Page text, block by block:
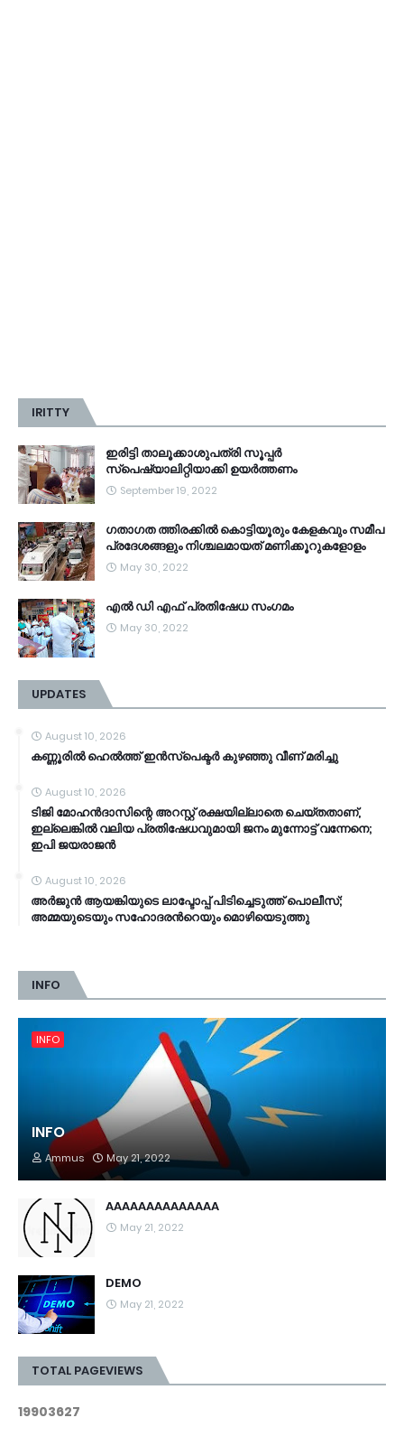
IRITTY
ഇരിട്ടി താലൂക്കാശുപത്രി സൂപ്പർ
സ്‌പെഷ്യാലിറ്റിയാക്കി ഉയർത്തണം
September 19, 2022
ഗതാഗത ത്തിരക്കിൽ കൊട്ടിയൂരും കേളകവും സമീപ
പ്രദേശങ്ങളും നിശ്ചലമായത് മണിക്കൂറുകളോളം
May 30, 2022
എൽ ഡി എഫ് പ്രതിഷേധ സംഗമം
May 30, 2022
UPDATES
August 10, 2026
കണ്ണൂരിൽ ഹെൽത്ത്‌ ഇൻസ്‌പെക്ടർ കുഴഞ്ഞു വീണ് മരിച്ചു
August 10, 2026
ടിജി മോഹൻദാസിന്റെ അറസ്റ്റ് രക്ഷയില്ലാതെ ചെയ്തതാണ്,
ഇല്ലെങ്കിൽ വലിയ പ്രതിഷേധവുമായി ജനം മുന്നോട്ട് വന്നേനെ;
ഇപി ജയരാജൻ
August 10, 2026
അര്‍ജുന്‍ ആയങ്കിയുടെ ലാപ്ടോപ്പ് പിടിച്ചെടുത്ത് പൊലീസ്;
അമ്മയുടെയും സഹോദരന്‍റെയും മൊഴിയെടുത്തു
INFO
INFO
INFO
Ammus May 21, 2022
AAAAAAAAAAAAAA
May 21, 2022
DEMO
May 21, 2022
TOTAL PAGEVIEWS
19903627